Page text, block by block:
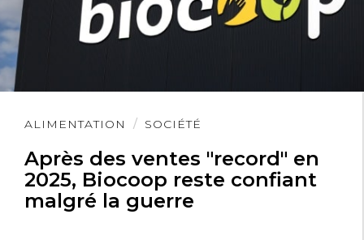
ALIMENTATION SOCIÉTÉ
Après des ventes "record" en
2025, Biocoop reste confiant
malgré la guerre
Lire